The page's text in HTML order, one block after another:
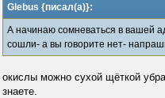
Glebus {писал(а)}:
А начинаю сомневаться в вашей
сошли- а вы говорите нет-
окислы можно сухой щёткой
знаете.